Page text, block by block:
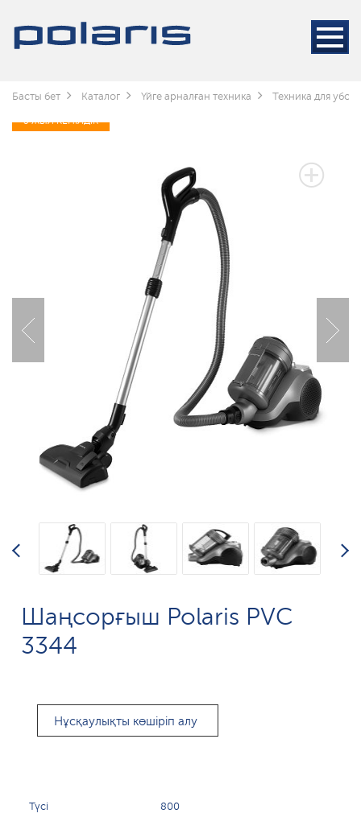
Басты бет Каталог Үйге арналған техника Техника для
3 ЖЫЛ КЕПІЛДІК
Шаңсорғыш Polaris PVC
3344
Нұсқаулықты көшіріп алу
Түсі 800